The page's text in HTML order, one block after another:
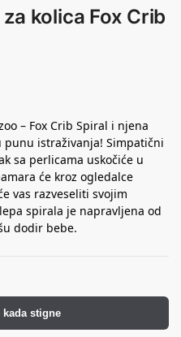
kolica Fox Crib
– Fox Crib Spiral i njena
punu istraživanja! Simpatični
sa perlicama uskočiće u
će kroz ogledalce
vas razveseliti svojim
spirala je napravljena od
dodir bebe.
kada stigne